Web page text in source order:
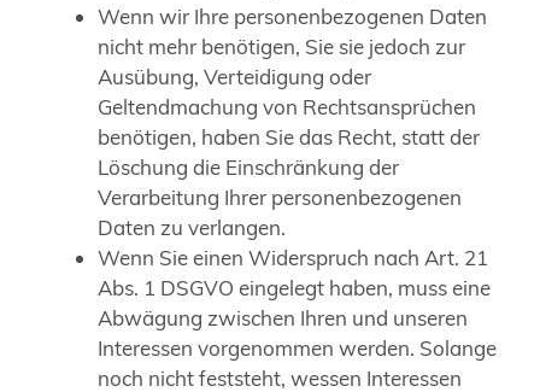
Wenn wir Ihre personenbezogenen Daten
nicht mehr benötigen, Sie sie jedoch zur
Ausübung, Verteidigung oder
Geltendmachung von Rechtsansprüchen
benötigen, haben Sie das Recht, statt der
Löschung die Einschränkung der
Verarbeitung Ihrer personenbezogenen
Daten zu verlangen.
Wenn Sie einen Widerspruch nach Art. 21
Abs. 1 DSGVO eingelegt haben, muss eine
Abwägung zwischen Ihren und unseren
Interessen vorgenommen werden. Solange
noch nicht feststeht, wessen Interessen